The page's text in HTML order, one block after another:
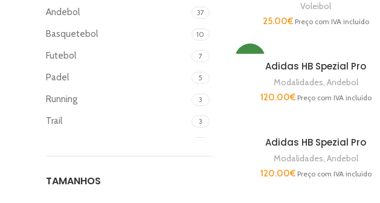
Andebol 37
Basquetebol 10
Futebol 7
Padel 5
Running 3
Trail 3
TAMANHOS
Voleibol
25.00€ Preço com IVA incluído
VER OPÇÕES
Adidas HB Spezial Pro
Modalidades, Andebol
120.00€ Preço com IVA incluído
VER OPÇÕES
Adidas HB Spezial Pro
Modalidades, Andebol
120.00€ Preço com IVA incluído